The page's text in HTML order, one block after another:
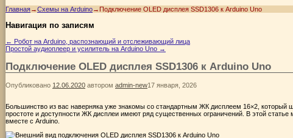
Главная→Схемы на Arduino→ Подключение OLED дисплея SSD1306 к Arduino Uno
Навигация по записям
← Робот на Arduino, распознающий и отслеживающий лица
Простой аудиоплеер и усилитель на Arduino Uno →
Подключение OLED дисплея SSD1306 к Arduino Uno
Опубликовано 12.06.2020 автором admin-new17 января, 2026
Большинство из вас наверняка уже знакомы со стандартным ЖК дисплеем 16×2,
простоте и доступности ЖК дисплеи имеют ряд существенных ограничений. В этой
вместе с Arduino.